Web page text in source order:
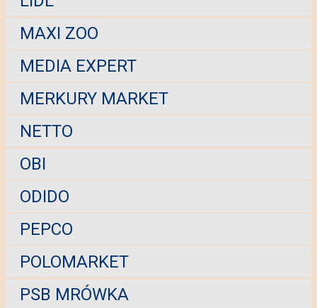
MAXI ZOO
MEDIA EXPERT
MERKURY MARKET
NETTO
OBI
ODIDO
PEPCO
POLOMARKET
PSB MRÓWKA